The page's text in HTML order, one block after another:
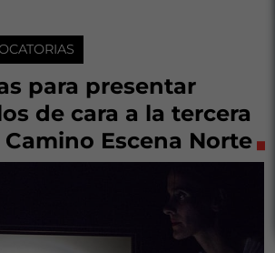
para presentar
de cara a la tercera
Escena Norte